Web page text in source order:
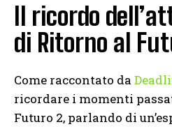
Il ricordo
di Ritorno al
Come raccontato da
ricordare i momenti
Futuro 2, parlando di